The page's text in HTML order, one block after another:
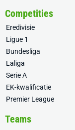
Competities
Eredivisie
Ligue 1
Bundesliga
Laliga
Serie A
EK-kwalificatie
Premier League
Teams